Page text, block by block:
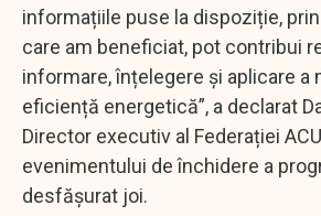
informațiile puse la dispoziție,
care am beneficiat, pot contribui
informare, înțelegere și aplicare a
eficiență energetică”, a declarat
Director executiv al Federației
evenimentului de închidere a
desfășurat joi.